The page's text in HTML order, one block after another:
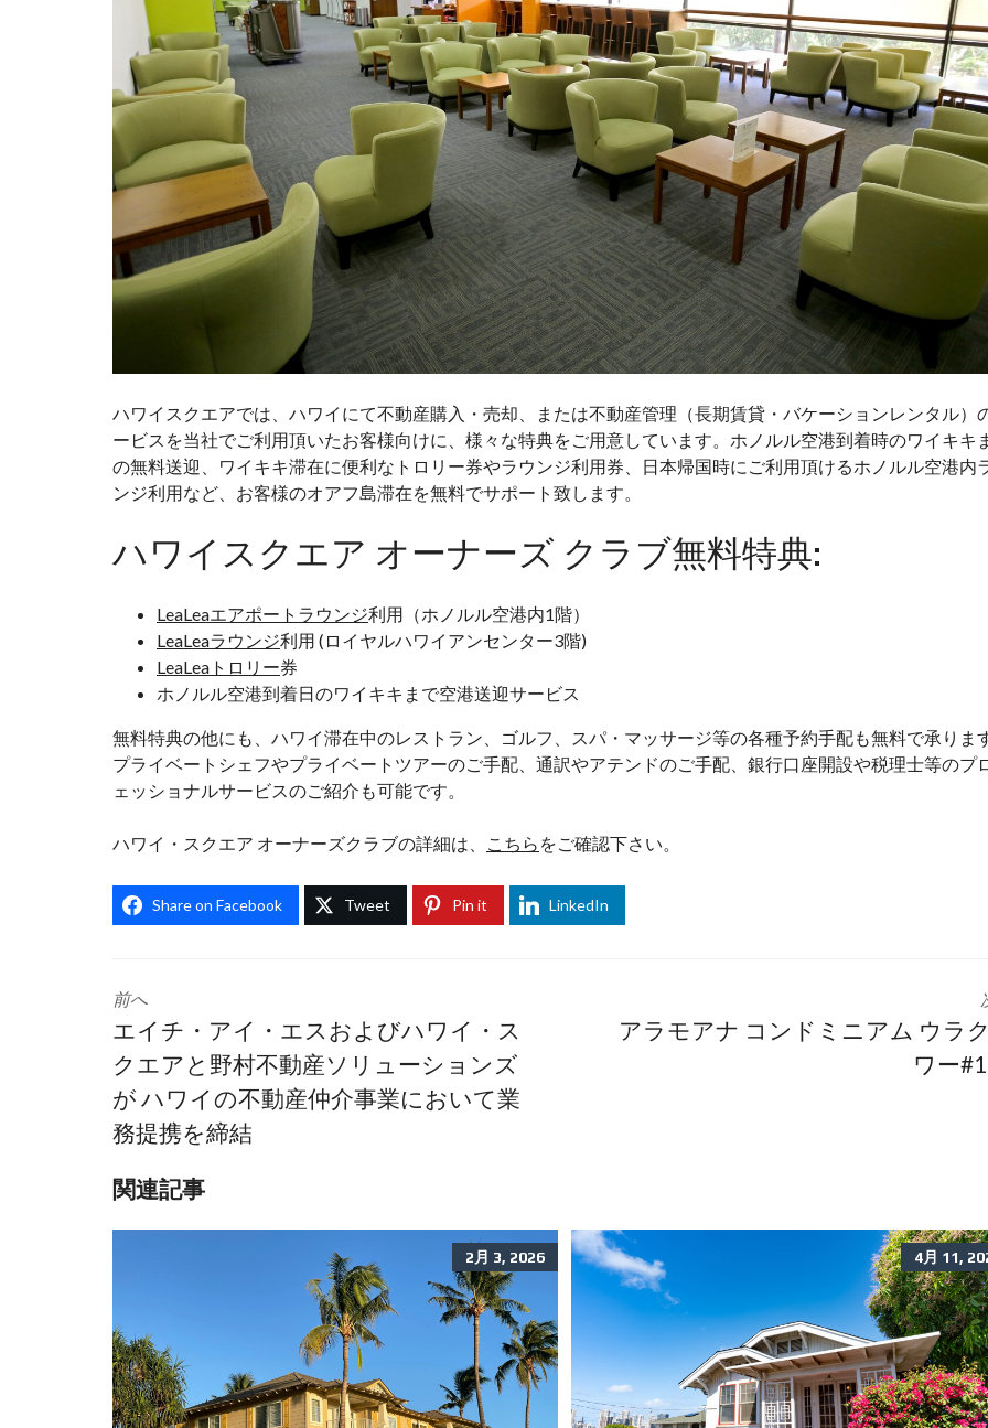
3
3
4
0
ヘ
ア
ウ
ア
ニ
ュ
ー
カ
ピ
オ
ラ
ニ
マ
ナ
ー
2
5
1
ワ
ホ
ヌ
ア
2
7
H
A
A
I
C
H
E
S
N
E
Y
F
R
R
E
A
L
ハワイスクエアでは、ハワイにて不動産購入・売却、または不動産管理（長期賃貸・バケーションレンタル）
ービスを当社でご利用頂いたお客様向けに、様々な特典をご用意しています。ホノルル空港到着時のワイキキ
の無料送迎、ワイキキ滞在に便利なトロリー券やラウンジ利用券、日本帰国時にご利用頂けるホノルル空港内
ンジ利用など、お客様のオアフ島滞在を無料でサポート致します。
ハワイスクエア オーナーズ クラブ無料特典:
LeaLeaエアポートラウンジ利用（ホノルル空港内1階）
LeaLeaラウンジ利用 (ロイヤルハワイアンセンター3階)
LeaLeaトロリー券
ホノルル空港到着日のワイキキまで空港送迎サービス
無料特典の他にも、ハワイ滞在中のレストラン、ゴルフ、スパ・マッサージ等の各種予約手配も無料で承りま
プライベートシェフやプライベートツアーのご手配、通訳やアテンドのご手配、銀行口座開設や税理士等のプ
ェッショナルサービスのご紹介も可能です。
ハワイ・スクエア オーナーズクラブの詳細は、 こちら をご確認下さい。
Share on Facebook Tweet Pin it LinkedIn
前へ
エイチ・アイ・エスおよびハワイ・ス
クエアと野村不動産ソリューションズ
が ハワイの不動産仲介事業において業
務提携を締結
アラモアナ コンドミニアム ウラ
ワー
関連記事
2月 3, 2026 4月 11,